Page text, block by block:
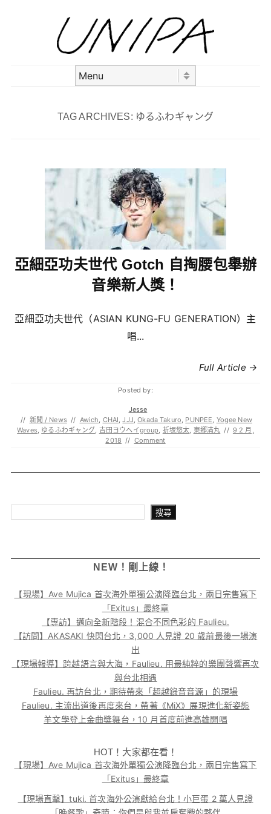
TAG ARCHIVES: ゆるふわギャング
亞細亞功夫世代 Gotch 自掏腰包舉辦
音樂新人獎！
亞細亞功夫世代（ASIAN KUNG-FU GENERATION）主
唱...
Full Article →
Posted by:
Jesse
// 新聞 / News // Awich, CHAI,JJJ,Okada Takuro, PUNPEE, Yogee New
Waves, ゆるふわギャング, 吉田ヨウヘイgroup, 折坂悠太, 東郷清丸 // 9 2 月,
2018 // Comment
搜尋
NEW！剛上線！
【現場】Ave Mujica 首次海外單獨公演降臨台北，兩日完售寫下
「Exitus」最終章
【專訪】邁向全新階段！混合不同色彩的 Faulieu.
【訪問】AKASAKI 快閃台北，3,000 人見證 20 歲前最後一場演
出
【現場報導】跨越語言與大海，Faulieu. 用最純粹的樂團聲響再次
與台北相遇
Faulieu. 再訪台北，期待帶來「超越錄音音源」的現場
Faulieu. 主流出道後再度來台，帶著《MiX》展現進化新姿態
羊文學登上金曲獎舞台，10 月首度前進高雄開唱
HOT！大家都在看！
【現場】Ave Mujica 首次海外單獨公演降臨台北，兩日完售寫下
「Exitus」最終章
【現場直擊】tuki. 首次海外公演獻給台北！小巨蛋 2 萬人見證